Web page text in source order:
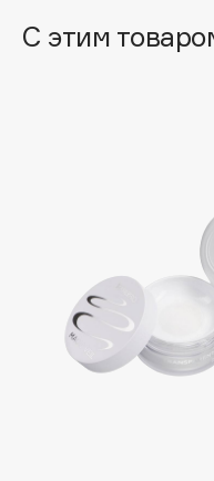
Beautyblades
НОВИНКА
Blistex
BLOME
С этим